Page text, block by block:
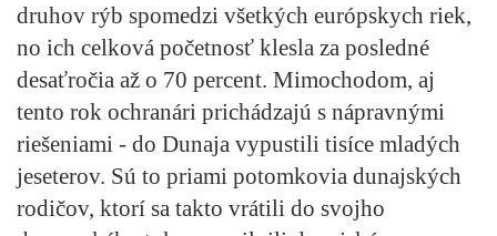
druhov rýb spomedzi všetkých európskych riek,
no ich celková početnosť klesla za posledné
desaťročia až o 70 percent. Mimochodom, aj
tento rok ochranári prichádzajú s nápravnými
riešeniami - do Dunaja vypustili tisíce mladých
jeseterov. Sú to priami potomkovia dunajských
rodičov, ktorí sa takto vrátili do svojho